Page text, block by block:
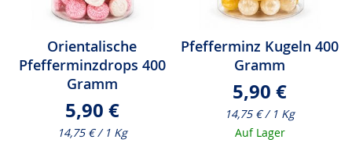
Orientalische
Pfefferminzdrops 400
Gramm
5,90 €
14,75 € / 1 Kg
Pfefferminz Kugeln 400
Gramm
5,90 €
14,75 € / 1 Kg
Auf Lager